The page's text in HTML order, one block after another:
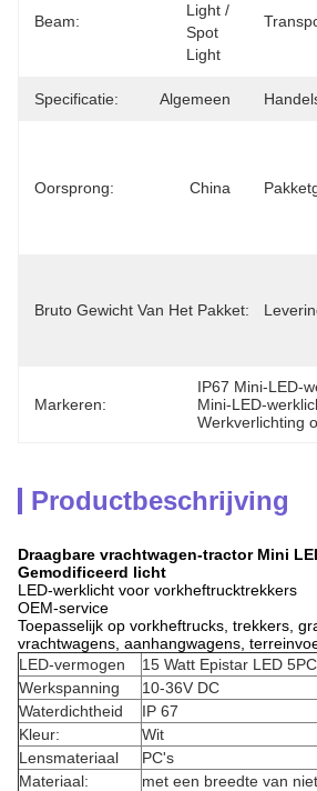
Beam:
Light /
Spot
Light
Specificatie: Algemeen
Oorsprong: China
Bruto Gewicht Van Het Pakket:
Kg
Markeren:
IP67 Mini-LED-
Mini-LED-
Werkverlichting
Productbeschrijving
Draagbare vrachtwagen-tractor Mini
Gemodificeerd licht
LED-werklicht voor vorkheftrucktrekkers
OEM-service
Toepasselijk op vorkheftrucks, trekkers,
vrachtwagens, aanhangwagens,
LED-vermogen
15 Watt Epistar LED
Werkspanning
10-36V DC
Waterdichtheid
IP 67
Kleur:
Wit
Lensmateriaal
PC's
Materiaal:
met een breedte van